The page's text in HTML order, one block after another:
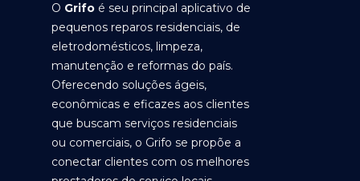
O Grifo é seu principal aplicativo de
pequenos reparos residenciais, de
eletrodomésticos, limpeza,
manutenção e reformas do país.
Oferecendo soluções ágeis,
econômicas e eficazes aos clientes
que buscam serviços residenciais
ou comerciais, o Grifo se propõe a
conectar clientes com os melhores